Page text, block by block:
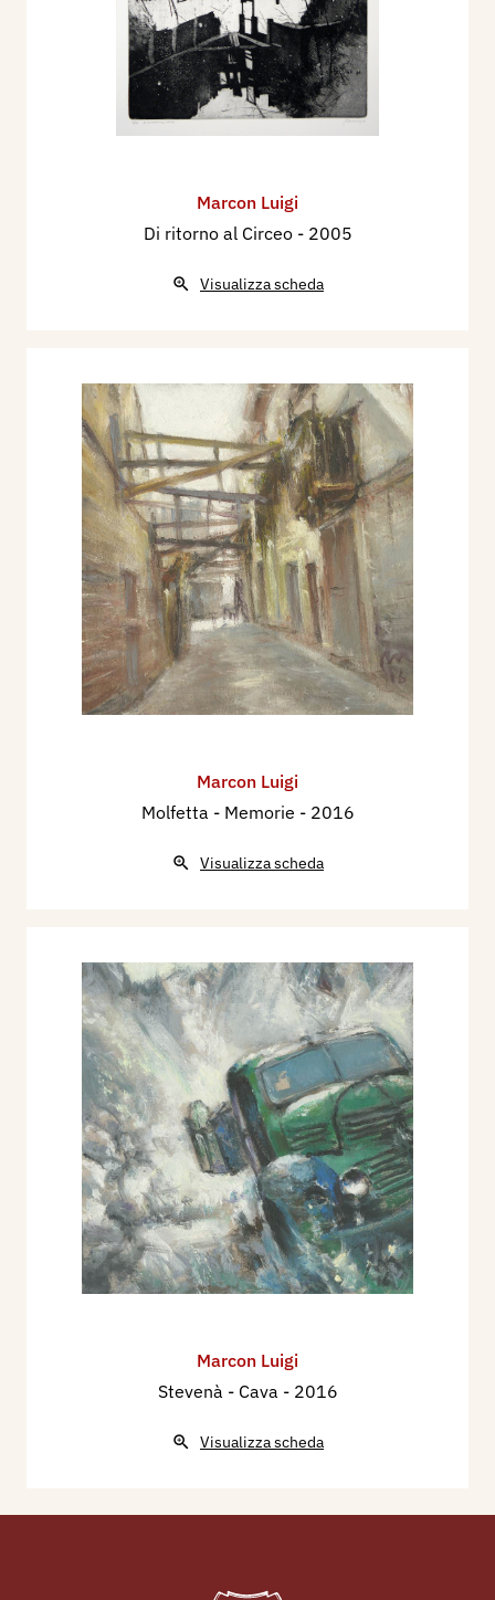
Marcon Luigi
Di ritorno al Circeo - 2005
Visualizza scheda
Marcon Luigi
Molfetta - Memorie - 2016
Visualizza scheda
Marcon Luigi
Stevenà - Cava - 2016
Visualizza scheda